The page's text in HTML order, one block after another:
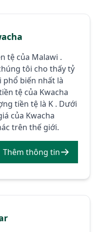
tệ của Malawi .
tôi cho thấy tỷ
phổ biến nhất là
tệ của Kwacha
tiền tệ là K . Dưới
của Kwacha
trên thế giới.
Thêm thông tin